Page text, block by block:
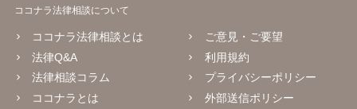
ココナラ法律相談について
ココナラ法律相談とは
法律Q&A
法律相談コラム
ココナラとは
ご意見・ご要望
利用規約
プライバシーポリシー
外部送信ポリシー